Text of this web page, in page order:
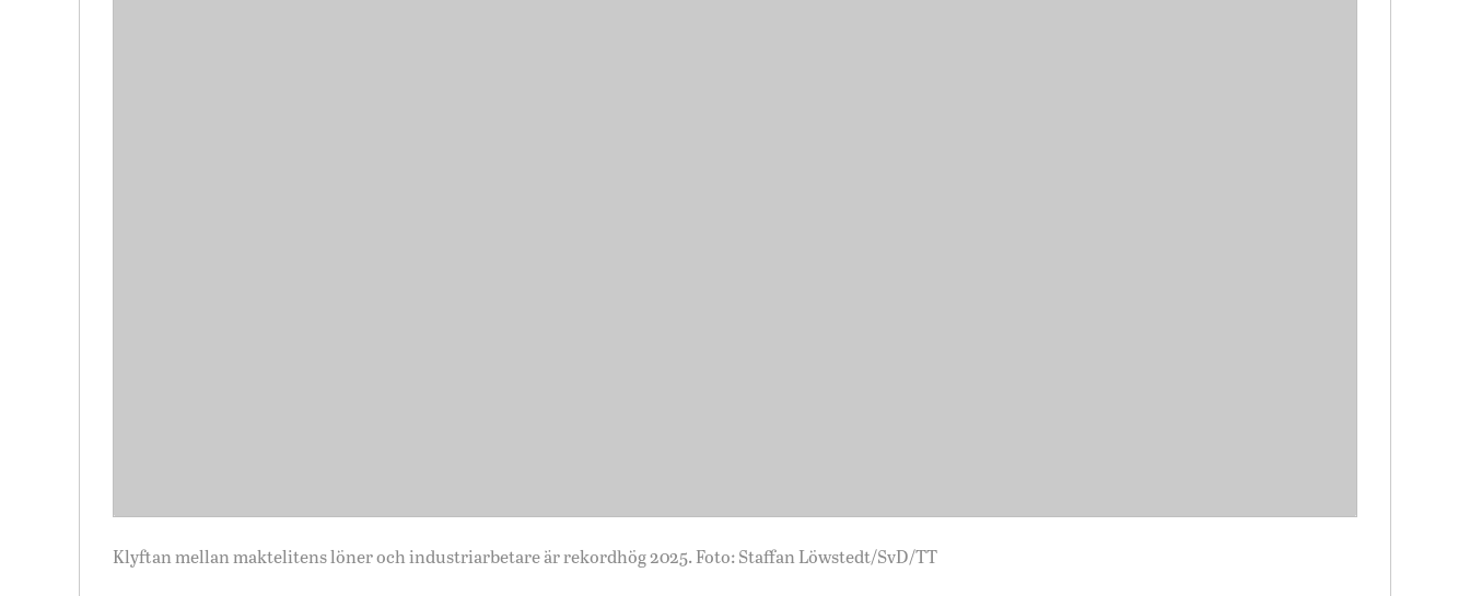
Klyftan mellan maktelitens löner och industriarbetare är rekordhög 2025. Foto: Staffan Löwstedt/SvD/TT